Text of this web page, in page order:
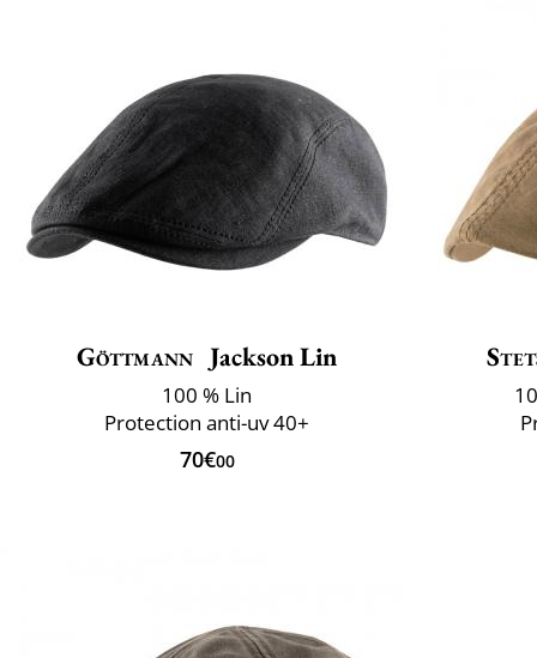
Göttmann Jackson Lin
100 % Lin
Protection anti-uv 40+
70€00